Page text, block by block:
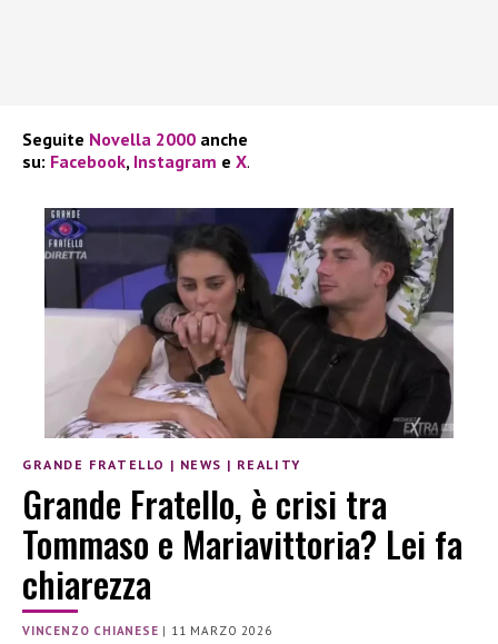
Seguite Novella 2000 anche
su: Facebook, Instagram e X.
GRANDE FRATELLO | NEWS | REALITY
Grande Fratello, è crisi tra
Tommaso e Mariavittoria? Lei fa
chiarezza
VINCENZO CHIANESE | 11 MARZO 2026